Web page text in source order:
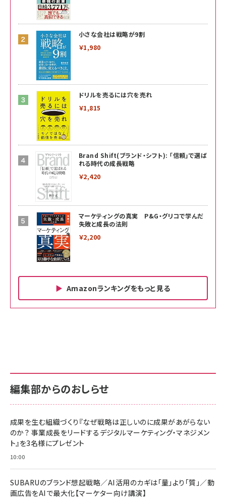
小さな会社は戦略が9割
￥1,980
ドリルを売るには穴を売れ
￥1,815
Brand Shift(ブランド・シフト): 「信頼」で選ば
れる時代の成長戦略
￥2,420
マーケティングの真実 P&G・グリコで学んだ
失敗と成長の法則
￥2,200
Amazonランキングをもっと見る
￥880
anan(アンアン)2026/06/24号 No.2500増刊
スペシャルエディション[王道エンタメの矜持／
￥1,100
anan(アンアン)2026/07/08号 No.2502[2026
￥880
ママ投資家が育休中に１億貯めた株式投資
サポート正規品 メーカー保証5年 KLMEA128G
NIMASO ガラスフィルム iPhone 17 用 保護フィ
すい ガイド枠付き いPhone17 (6.3インチ) 対応
2枚セット DSP25F1698
￥1,599
￥6,980
サポート正規品 メーカー保証5年 KLMEA128G
Amazon eギフトカード - Amazonロゴ - クラ
￥5,000
Anker PowerLine III Flow USB-C & USB-C
Pro/Air 各種対応 (1.8m ミッドナイトブラック)
￥1,890
編集部からのおしらせ
成果を生む組織づくり『なぜ戦略は正しいのに成果があがらない
のか？ 事業成長をリードするデジタルマーケティング・マネジメン
ト』を3名様にプレゼント
10:00
SUBARUのブランド想起戦略／AI活用のカギは「量」より「質」／動
画広告をAIで最大化【マーケター向け講演】